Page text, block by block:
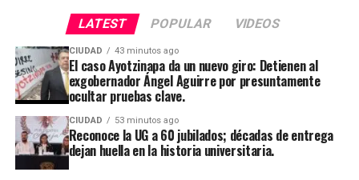
LATEST POPULAR VIDEOS
CIUDAD 43 minutos ago
El caso Ayotzinapa da un nuevo giro: Detienen al
exgobernador Ángel Aguirre por presuntamente
ocultar pruebas clave.
CIUDAD 53 minutos ago
Reconoce la UG a 60 jubilados; décadas de entrega
dejan huella en la historia universitaria.